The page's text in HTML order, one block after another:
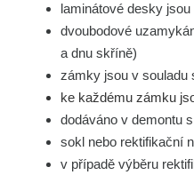
laminátové desky
dvoubodové
a dnu skříně)
zámky jsou v souladu
ke každému zámku
dodáváno v demontu
sokl nebo rektifikační
v případě výběru